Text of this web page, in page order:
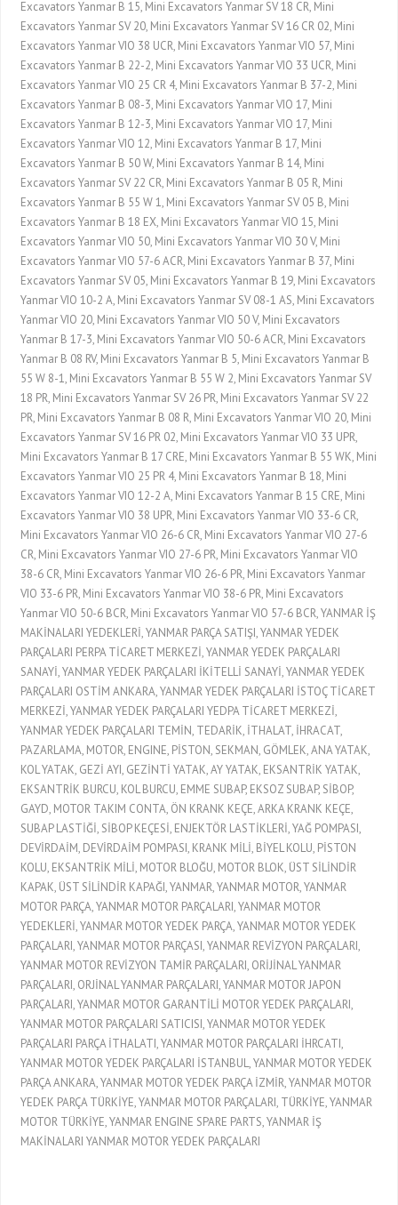
Excavators Yanmar B 15, Mini Excavators Yanmar SV 18 CR, Mini
Excavators Yanmar SV 20, Mini Excavators Yanmar SV 16 CR 02, Mini
Excavators Yanmar VIO 38 UCR, Mini Excavators Yanmar VIO 57, Mini
Excavators Yanmar B 22-2, Mini Excavators Yanmar VIO 33 UCR, Mini
Excavators Yanmar VIO 25 CR 4, Mini Excavators Yanmar B 37-2, Mini
Excavators Yanmar B 08-3, Mini Excavators Yanmar VIO 17, Mini
Excavators Yanmar B 12-3, Mini Excavators Yanmar VIO 17, Mini
Excavators Yanmar VIO 12, Mini Excavators Yanmar B 17, Mini
Excavators Yanmar B 50 W, Mini Excavators Yanmar B 14, Mini
Excavators Yanmar SV 22 CR, Mini Excavators Yanmar B 05 R, Mini
Excavators Yanmar B 55 W 1, Mini Excavators Yanmar SV 05 B, Mini
Excavators Yanmar B 18 EX, Mini Excavators Yanmar VIO 15, Mini
Excavators Yanmar VIO 50, Mini Excavators Yanmar VIO 30 V, Mini
Excavators Yanmar VIO 57-6 ACR, Mini Excavators Yanmar B 37, Mini
Excavators Yanmar SV 05, Mini Excavators Yanmar B 19, Mini Excavators
Yanmar VIO 10-2 A, Mini Excavators Yanmar SV 08-1 AS, Mini Excavators
Yanmar VIO 20, Mini Excavators Yanmar VIO 50 V, Mini Excavators
Yanmar B 17-3, Mini Excavators Yanmar VIO 50-6 ACR, Mini Excavators
Yanmar B 08 RV, Mini Excavators Yanmar B 5, Mini Excavators Yanmar B
55 W 8-1, Mini Excavators Yanmar B 55 W 2, Mini Excavators Yanmar SV
18 PR, Mini Excavators Yanmar SV 26 PR, Mini Excavators Yanmar SV 22
PR, Mini Excavators Yanmar B 08 R, Mini Excavators Yanmar VIO 20, Mini
Excavators Yanmar SV 16 PR 02, Mini Excavators Yanmar VIO 33 UPR,
Mini Excavators Yanmar B 17 CRE, Mini Excavators Yanmar B 55 WK, Mini
Excavators Yanmar VIO 25 PR 4, Mini Excavators Yanmar B 18, Mini
Excavators Yanmar VIO 12-2 A, Mini Excavators Yanmar B 15 CRE, Mini
Excavators Yanmar VIO 38 UPR, Mini Excavators Yanmar VIO 33-6 CR,
Mini Excavators Yanmar VIO 26-6 CR, Mini Excavators Yanmar VIO 27-6
CR, Mini Excavators Yanmar VIO 27-6 PR, Mini Excavators Yanmar VIO
38-6 CR, Mini Excavators Yanmar VIO 26-6 PR, Mini Excavators Yanmar
VIO 33-6 PR, Mini Excavators Yanmar VIO 38-6 PR, Mini Excavators
Yanmar VIO 50-6 BCR, Mini Excavators Yanmar VIO 57-6 BCR, YANMAR İŞ
MAKİNALARI YEDEKLERİ, YANMAR PARÇA SATIŞI, YANMAR YEDEK
PARÇALARI PERPA TİCARET MERKEZİ, YANMAR YEDEK PARÇALARI
SANAYİ, YANMAR YEDEK PARÇALARI İKİTELLİ SANAYİ, YANMAR YEDEK
PARÇALARI OSTİM ANKARA, YANMAR YEDEK PARÇALARI İSTOÇ TİCARET
MERKEZİ, YANMAR YEDEK PARÇALARI YEDPA TİCARET MERKEZİ,
YANMAR YEDEK PARÇALARI TEMİN, TEDARİK, İTHALAT, İHRACAT,
PAZARLAMA, MOTOR, ENGINE, PİSTON, SEKMAN, GÖMLEK, ANA YATAK,
KOL YATAK, GEZİ AYI, GEZİNTİ YATAK, AY YATAK, EKSANTRİK YATAK,
EKSANTRİK BURCU, KOL BURCU, EMME SUBAP, EKSOZ SUBAP, SİBOP,
GAYD, MOTOR TAKIM CONTA, ÖN KRANK KEÇE, ARKA KRANK KEÇE,
SUBAP LASTİĞİ, SİBOP KEÇESİ, ENJEKTÖR LASTİKLERİ, YAĞ POMPASI,
DEVİRDAİM, DEVİRDAİM POMPASI, KRANK MİLİ, BİYEL KOLU, PİSTON
KOLU, EKSANTRİK MİLİ, MOTOR BLOĞU, MOTOR BLOK, ÜST SİLİNDİR
KAPAK, ÜST SİLİNDİR KAPAĞI, YANMAR, YANMAR MOTOR, YANMAR
MOTOR PARÇA, YANMAR MOTOR PARÇALARI, YANMAR MOTOR
YEDEKLERİ, YANMAR MOTOR YEDEK PARÇA, YANMAR MOTOR YEDEK
PARÇALARI, YANMAR MOTOR PARÇASI, YANMAR REVİZYON PARÇALARI,
YANMAR MOTOR REVİZYON TAMİR PARÇALARI, ORİJİNAL YANMAR
PARÇALARI, ORJİNAL YANMAR PARÇALARI, YANMAR MOTOR JAPON
PARÇALARI, YANMAR MOTOR GARANTİLİ MOTOR YEDEK PARÇALARI,
YANMAR MOTOR PARÇALARI SATICISI, YANMAR MOTOR YEDEK
PARÇALARI PARÇA İTHALATI, YANMAR MOTOR PARÇALARI İHRCATI,
YANMAR MOTOR YEDEK PARÇALARI İSTANBUL, YANMAR MOTOR YEDEK
PARÇA ANKARA, YANMAR MOTOR YEDEK PARÇA İZMİR, YANMAR MOTOR
YEDEK PARÇA TÜRKİYE, YANMAR MOTOR PARÇALARI, TÜRKİYE, YANMAR
MOTOR TÜRKİYE, YANMAR ENGINE SPARE PARTS, YANMAR İŞ
MAKİNALARI YANMAR MOTOR YEDEK PARÇALARI